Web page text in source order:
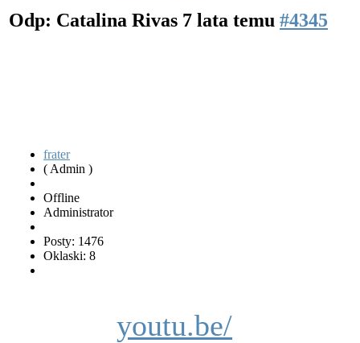
Odp: Catalina Rivas 7 lata temu #4345
frater
( Admin )
Offline
Administrator
Posty: 1476
Oklaski: 8
youtu.be/